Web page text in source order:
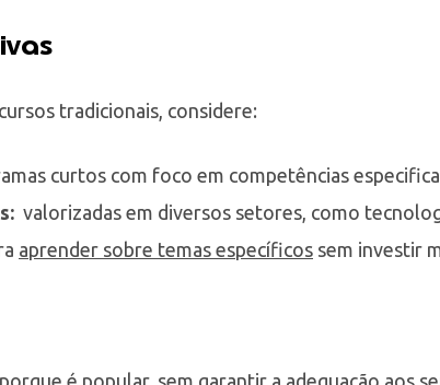
tradicionais, considere:
curtos com foco em competências
valorizadas em diversos setores, como
aprender sobre temas específicos sem investir
é popular, sem garantir a adequação aos